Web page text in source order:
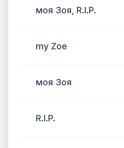
моя Зоя, R.I.P.
my Zoe
моя Зоя
R.I.P.